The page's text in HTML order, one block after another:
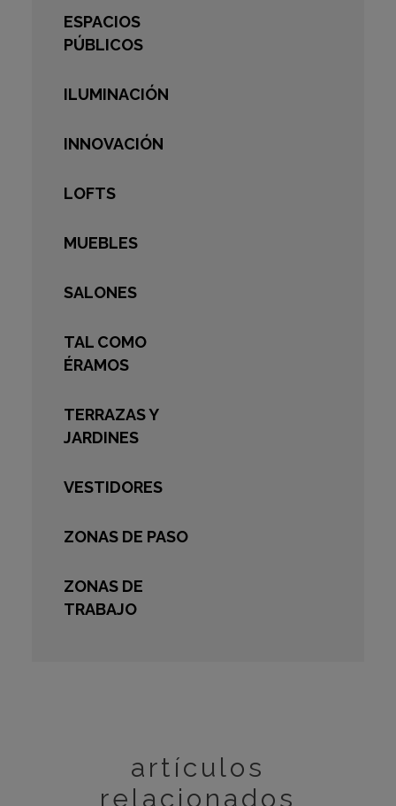
ESPACIOS
PÚBLICOS
ILUMINACIÓN
INNOVACIÓN
LOFTS
MUEBLES
SALONES
TAL COMO
ÉRAMOS
TERRAZAS Y
JARDINES
VESTIDORES
ZONAS DE PASO
ZONAS DE
TRABAJO
artículos
relacionados